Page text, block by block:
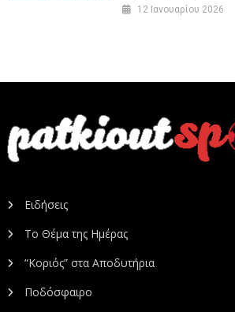
12 Ιανουαρίου 2026
Ειδήσεις
Το Θέμα της Ημέρας
“Κοριός” στα Αποδυτήρια
Ποδόσφαιρο